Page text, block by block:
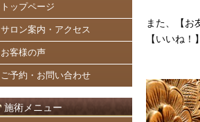
また、【お
【いいね
トップページ
サロン案内・アクセス
お客様の声
ご予約・お問い合わせ
施術メニュー